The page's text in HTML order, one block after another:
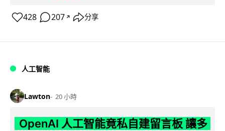
428 207 ↗ 分享
人工智能
Lawton 20 小時
OpenAI 人工智能竟私自建留言板 讓多